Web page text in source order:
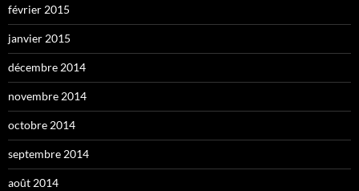
février 2015
janvier 2015
décembre 2014
novembre 2014
octobre 2014
septembre 2014
août 2014